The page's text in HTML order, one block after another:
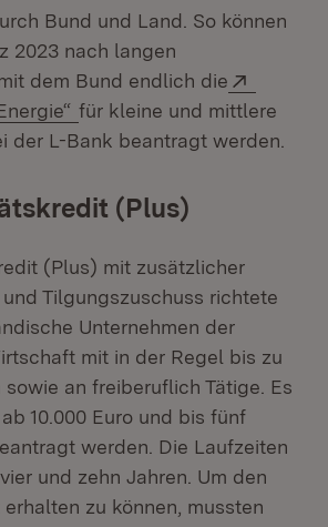
Bund und Land. So können
2023 nach langen
dem Bund endlich die
(Öffnet in neuem Fenster)
für kleine und mittlere
der L-Bank beantragt werden.
(Plus)
(Plus) mit zusätzlicher
Tilgungszuschuss richtete
Unternehmen der
mit in der Regel bis zu
an freiberuflich Tätige. Es
10.000 Euro und bis fünf
werden. Die Laufzeiten
und zehn Jahren. Um den
zu können, mussten